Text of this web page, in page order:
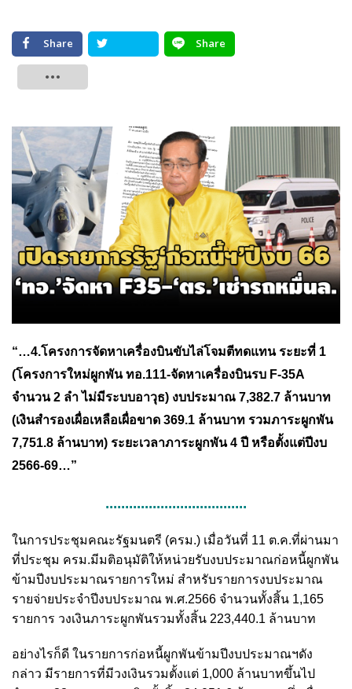
Share
Share
“…4.โครงการจัดหาเครื่องบินขับไล่โจมตีทดแทน ระยะที่ 1
(โครงการใหม่ผูกพัน ทอ.111-จัดหาเครื่องบินรบ F-35A
จำนวน 2 ลำ ไม่มีระบบอาวุธ) งบประมาณ 7,382.7 ล้านบาท
(เงินสำรองเผื่อเหลือเผื่อขาด 369.1 ล้านบาท รวมภาระผูกพัน
7,751.8 ล้านบาท) ระยะเวลาภาระผูกพัน 4 ปี หรือตั้งแต่ปีงบ
2566-69…”
....................................
ในการประชุมคณะรัฐมนตรี (ครม.) เมื่อวันที่ 11 ต.ค.ที่ผ่านมา
ที่ประชุม ครม.มีมติอนุมัติให้หน่วยรับงบประมาณก่อหนี้ผูกพัน
ข้ามปีงบประมาณรายการใหม่ สำหรับรายการงบประมาณ
รายจ่ายประจำปีงบประมาณ พ.ศ.2566 จำนวนทั้งสิ้น 1,165
รายการ วงเงินภาระผูกพันรวมทั้งสิ้น 223,440.1 ล้านบาท
อย่างไรก็ดี ในรายการก่อหนี้ผูกพันข้ามปีงบประมาณฯดัง
กล่าว มีรายการที่มีวงเงินรวมตั้งแต่ 1,000 ล้านบาทขึ้นไป